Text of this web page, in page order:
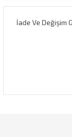
İade Ve Değişim